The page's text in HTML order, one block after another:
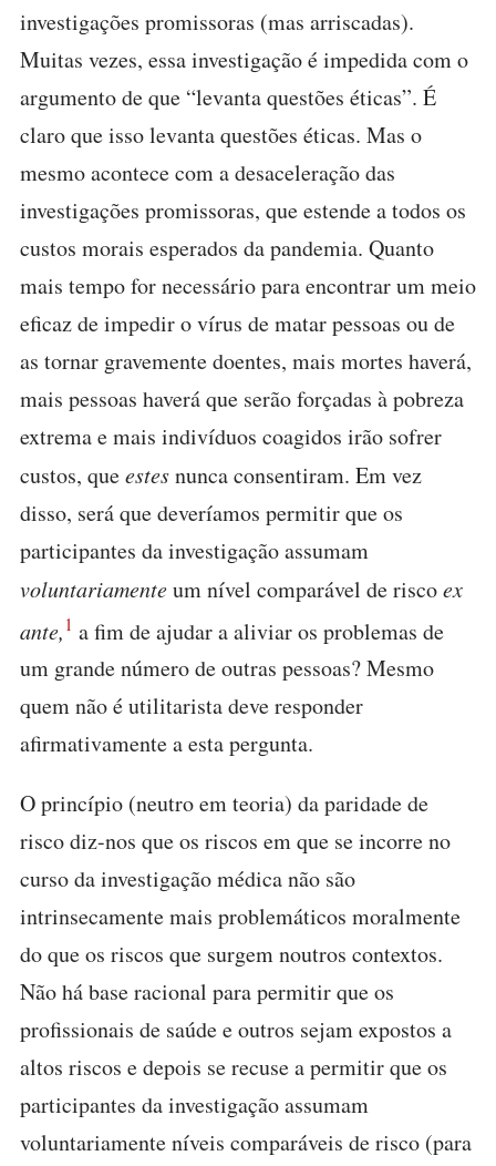
investigações promissoras (mas arriscadas).
Muitas vezes, essa investigação é impedida com o
argumento de que “levanta questões éticas”. É
claro que isso levanta questões éticas. Mas o
mesmo acontece com a desaceleração das
investigações promissoras, que estende a todos os
custos morais esperados da pandemia. Quanto
mais tempo for necessário para encontrar um meio
eficaz de impedir o vírus de matar pessoas ou de
as tornar gravemente doentes, mais mortes haverá,
mais pessoas haverá que serão forçadas à pobreza
extrema e mais indivíduos coagidos irão sofrer
custos, queestesnunca consentiram. Em vez
disso, será que deveríamos permitir que os
participantes da investigação assumam
voluntariamenteum nível comparável de riscoex
ante,1 a fim de ajudar a aliviar os problemas de
um grande número de outras pessoas? Mesmo
quem não é utilitarista deve responder
afirmativamente a esta pergunta.
O princípio (neutro em teoria) da paridade de
risco diz-nos que os riscos em que se incorre no
curso da investigação médica não são
intrinsecamente mais problemáticos moralmente
do que os riscos que surgem noutros contextos.
Não há base racional para permitir que os
profissionais de saúde e outros sejam expostos a
altos riscos e depois se recuse a permitir que os
participantes da investigação assumam
voluntariamente níveis comparáveis ​​de risco (para